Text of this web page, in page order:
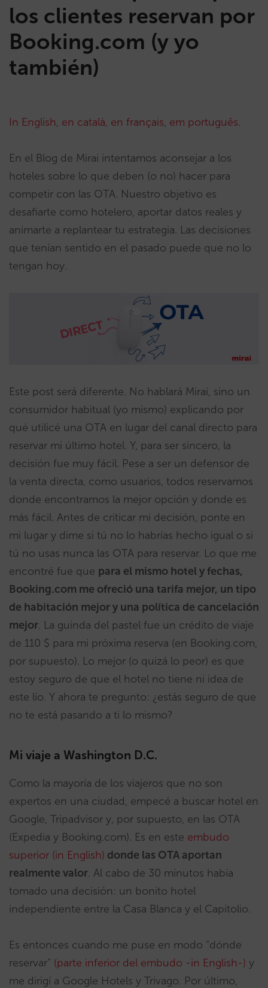
los clientes reservan por
Booking.com (y yo
también)
In English, en català, en français, em português.
En el Blog de Mirai intentamos aconsejar a los
hoteles sobre lo que deben (o no) hacer para
competir con las OTA. Nuestro objetivo es
desafiarte como hotelero, aportar datos reales y
animarte a replantear tu estrategia. Las decisiones
que tenían sentido en el pasado puede que no lo
tengan hoy.
Este post será diferente. No hablará Mirai, sino un
consumidor habitual (yo mismo) explicando por
qué utilicé una OTA en lugar del canal directo para
reservar mi último hotel. Y, para ser sincero, la
decisión fue muy fácil. Pese a ser un defensor de
la venta directa, como usuarios, todos reservamos
donde encontramos la mejor opción y donde es
más fácil. Antes de criticar mi decisión, ponte en
mi lugar y dime si tú no lo habrías hecho igual o si
tú no usas nunca las OTA para reservar. Lo que me
encontré fue que para el mismo hotel y fechas,
Booking.com me ofreció una tarifa mejor, un tipo
de habitación mejor y una política de cancelación
mejor. La guinda del pastel fue un crédito de viaje
de 110 $ para mi próxima reserva (en Booking.com,
por supuesto). Lo mejor (o quizá lo peor) es que
estoy seguro de que el hotel no tiene ni idea de
este lío. Y ahora te pregunto: ¿estás seguro de que
no te está pasando a ti lo mismo?
Mi viaje a Washington D.C.
Como la mayoría de los viajeros que no son
expertos en una ciudad, empecé a buscar hotel en
Google, Tripadvisor y, por supuesto, en las OTA
(Expedia y Booking.com). Es en este embudo
superior (in English) donde las OTA aportan
realmente valor. Al cabo de 30 minutos había
tomado una decisión: un bonito hotel
independiente entre la Casa Blanca y el Capitolio.
Es entonces cuando me puse en modo “dónde
reservar” (parte inferior del embudo -in English-) y
me dirigí a Google Hotels y Trivago. Por último,